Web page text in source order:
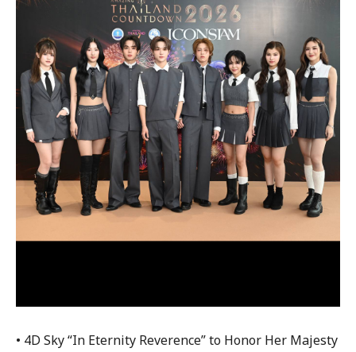
• 4D Sky “In Eternity Reverence” to Honor Her Majesty